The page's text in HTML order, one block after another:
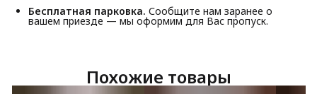
Бесплатная парковка. Сообщите нам заранее о
вашем приезде — мы оформим для Вас пропуск.
Похожие товары